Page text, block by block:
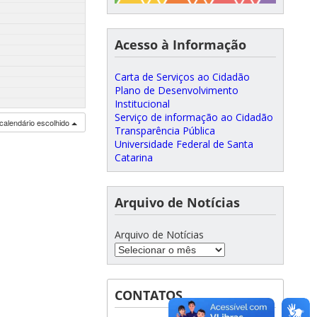
escolhido
Acesso à Informação
Carta de Serviços ao Cidadão
Plano de Desenvolvimento
Institucional
Serviço de informação ao Cidadão
Transparência Pública
Universidade Federal de Santa
Catarina
Arquivo de Notícias
Arquivo de Notícias
CONTATOS